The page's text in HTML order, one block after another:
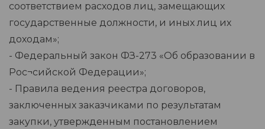
соответствием расходов лиц, замещающих
государственные должности, и иных лиц их
доходам»;
- Федеральный закон ФЗ-273 «Об образовании в
Рос¬сийской Федерации»;
- Правила ведения реестра договоров,
заключенных заказчиками по результатам
закупки, утвержденным постановлением